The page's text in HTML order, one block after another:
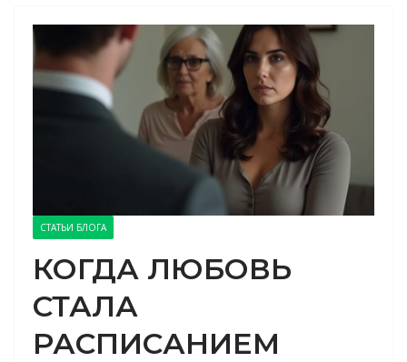
СТАТЬИ БЛОГА
КОГДА ЛЮБОВЬ
СТАЛА
РАСПИСАНИЕМ